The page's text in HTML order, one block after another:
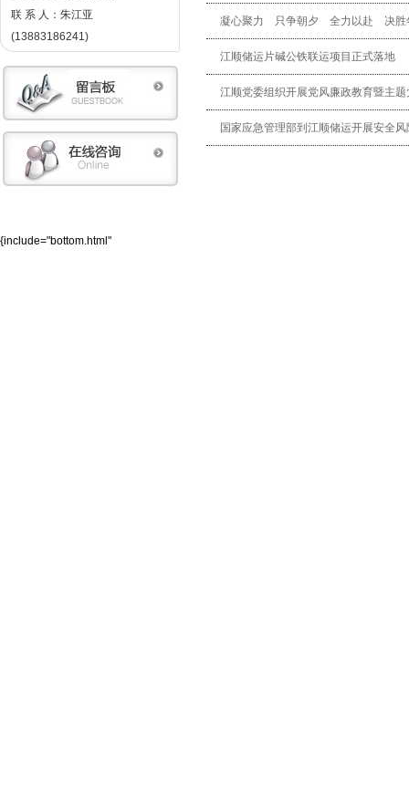
联 系 人：朱江亚
(13883186241)
凝心聚力 只争朝夕 全力以赴 决胜
江顺储运片碱公铁联运项目正式落地
江顺党委组织开展党风廉政教育暨主题
国家应急管理部到江顺储运开展安全
{include="bottom.html"